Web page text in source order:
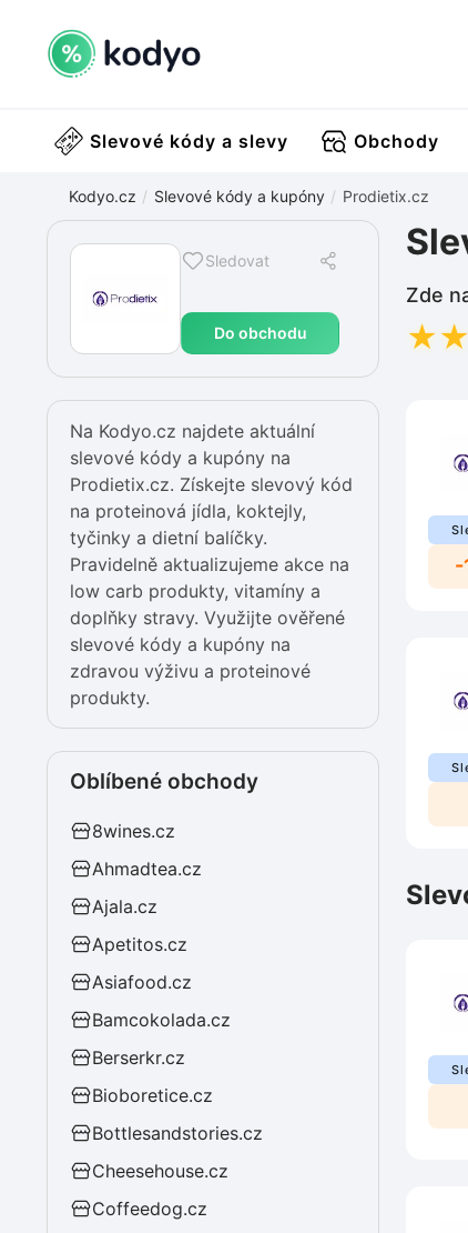
Slevové kódy a slevy Obchody
Kodyo.cz Slevové kódy a kupóny Prodietix.cz
Sledovat
Do obchodu
Zde
★★
Na Kodyo.cz najdete aktuální
slevové kódy a kupóny na
Prodietix.cz. Získejte slevový kód
na proteinová jídla, koktejly,
tyčinky a dietní balíčky.
Pravidelně aktualizujeme akce na
low carb produkty, vitamíny a
doplňky stravy. Využijte ověřené
slevové kódy a kupóny na
zdravou výživu a proteinové
produkty.
Oblíbené obchody
8wines.cz
Ahmadtea.cz
Ajala.cz
Apetitos.cz
Asiafood.cz
Bamcokolada.cz
Berserkr.cz
Bioboretice.cz
Bottlesandstories.cz
Cheesehouse.cz
Coffeedog.cz
-